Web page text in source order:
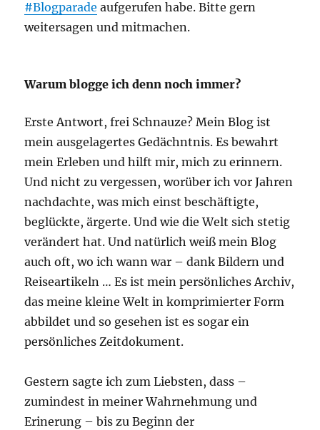
#Blogparade aufgerufen habe. Bitte gern
weitersagen und mitmachen.
Warum blogge ich denn noch immer?
Erste Antwort, frei Schnauze? Mein Blog ist
mein ausgelagertes Gedächntnis. Es bewahrt
mein Erleben und hilft mir, mich zu erinnern.
Und nicht zu vergessen, worüber ich vor Jahren
nachdachte, was mich einst beschäftigte,
beglückte, ärgerte. Und wie die Welt sich stetig
verändert hat. Und natürlich weiß mein Blog
auch oft, wo ich wann war – dank Bildern und
Reiseartikeln … Es ist mein persönliches Archiv,
das meine kleine Welt in komprimierter Form
abbildet und so gesehen ist es sogar ein
persönliches Zeitdokument.
Gestern sagte ich zum Liebsten, dass –
zumindest in meiner Wahrnehmung und
Erinerung – bis zu Beginn der